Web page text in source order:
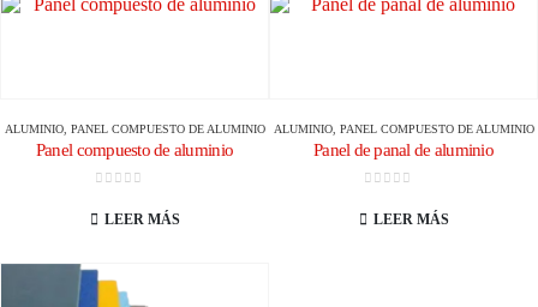
ALUMINIO, PANEL COMPUESTO DE ALUMINIO
Panel compuesto de aluminio
LEER MÁS
ALUMINIO, PANEL COMPUESTO DE ALUMINIO
Panel de panal de aluminio
LEER MÁS